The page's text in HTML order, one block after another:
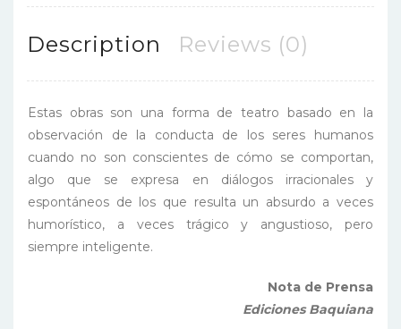
Description Reviews (0)
Estas obras son una forma de teatro basado en la
observación de la conducta de los seres humanos
cuando no son conscientes de cómo se comportan,
algo que se expresa en diálogos irracionales y
espontáneos de los que resulta un absurdo a veces
humorístico, a veces trágico y angustioso, pero
siempre inteligente.
Nota de Prensa
Ediciones Baquiana